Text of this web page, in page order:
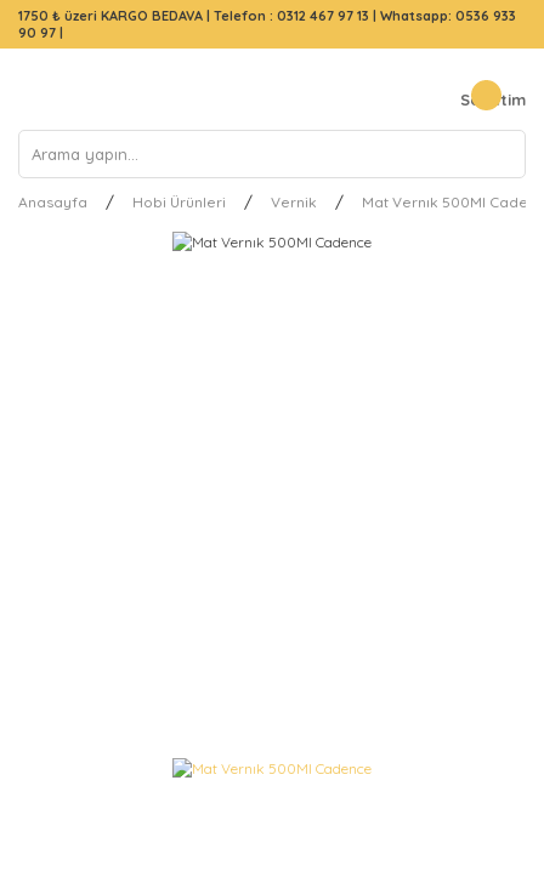
1750 ₺ üzeri KARGO BEDAVA | Telefon : 0312 467 97 13 | Whatsapp: 0536 933
90 97 |
Sepetim
Anasayfa Hobi Ürünleri Vernik Mat Vernık 500Ml